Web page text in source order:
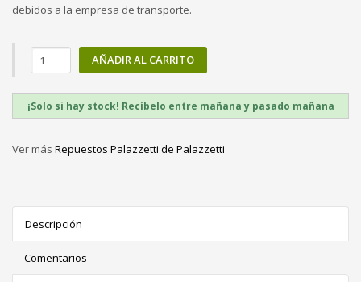
debidos a la empresa de transporte.
AÑADIR AL CARRITO
¡Solo si hay stock! Recíbelo entre mañana y pasado mañana
Ver más Repuestos Palazzetti de Palazzetti
Descripción
Comentarios